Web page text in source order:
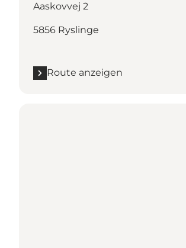
Aaskovvej 2
5856 Ryslinge
Route anzeigen